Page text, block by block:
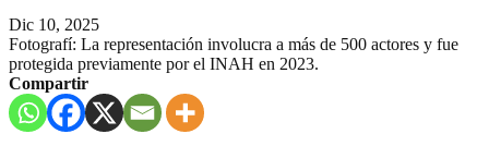
Dic 10, 2025
Fotografí: La representación involucra a más de 500 actores y fue
protegida previamente por el INAH en 2023.
Compartir